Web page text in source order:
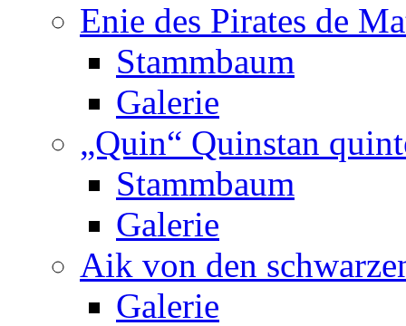
Enie des Pirates de
Stammbaum
Galerie
„Quin“ Quinstan
Stammbaum
Galerie
Aik von den
Galerie